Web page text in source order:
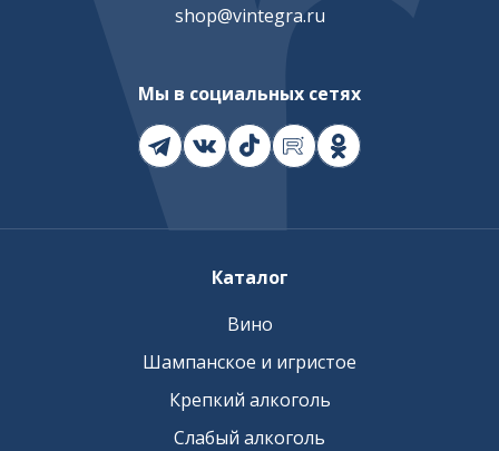
shop@vintegra.ru
Мы в социальных сетях
Каталог
Вино
Шампанское и игристое
Крепкий алкоголь
Слабый алкоголь